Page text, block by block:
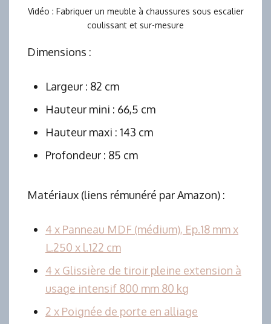
Vidéo : Fabriquer un meuble à chaussures sous escalier
coulissant et sur-mesure
Dimensions :
Largeur : 82 cm
Hauteur mini : 66,5 cm
Hauteur maxi : 143 cm
Profondeur : 85 cm
Matériaux (liens rémunéré par Amazon) :
4 x Panneau MDF (médium), Ep.18 mm x
L.250 x l.122 cm
4 x Glissière de tiroir pleine extension à
usage intensif 800 mm 80 kg
2 x Poignée de porte en alliage